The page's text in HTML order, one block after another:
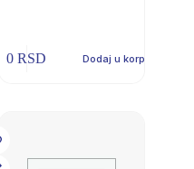
0RSD Dodaj u korpu